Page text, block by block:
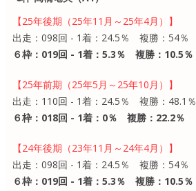
【25年後期（25年11月～25年4月）】
出走：098回 - 1着：24.5％ 複勝：54％
６枠：019回 - 1着：5.3％ 複勝：10.5％
【25年前期（25年5月～25年10月）】
出走：110回 - 1着：24.5％ 複勝：48.1％
６枠：018回 - 1着：0％ 複勝：22.2％
【24年後期（23年11月～24年4月）】
出走：098回 - 1着：24.5％ 複勝：54％
６枠：019回 - 1着：5.3％ 複勝：10.5％